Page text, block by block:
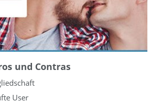
und Contras
User